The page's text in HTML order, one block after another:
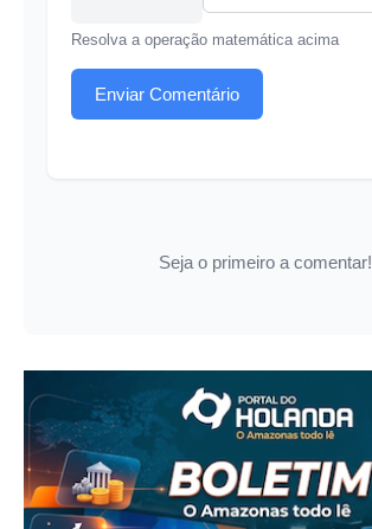
Resolva a operação matemática acima
Enviar Comentário
Seja o primeiro a comentar!